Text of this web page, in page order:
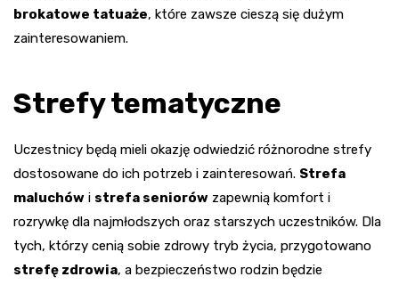
brokatowe tatuaże, które zawsze cieszą się dużym
zainteresowaniem.
Strefy tematyczne
Uczestnicy będą mieli okazję odwiedzić różnorodne strefy
dostosowane do ich potrzeb i zainteresowań. Strefa
maluchów i strefa seniorów zapewnią komfort i
rozrywkę dla najmłodszych oraz starszych uczestników. Dla
tych, którzy cenią sobie zdrowy tryb życia, przygotowano
strefę zdrowia, a bezpieczeństwo rodzin będzie